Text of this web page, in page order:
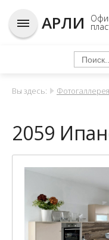
АРЛИ
Вы здесь: Фотогаллерея
2059